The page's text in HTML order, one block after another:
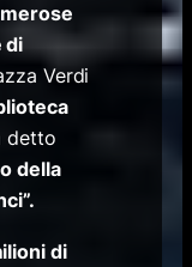
di
Verdi
detto
della
di